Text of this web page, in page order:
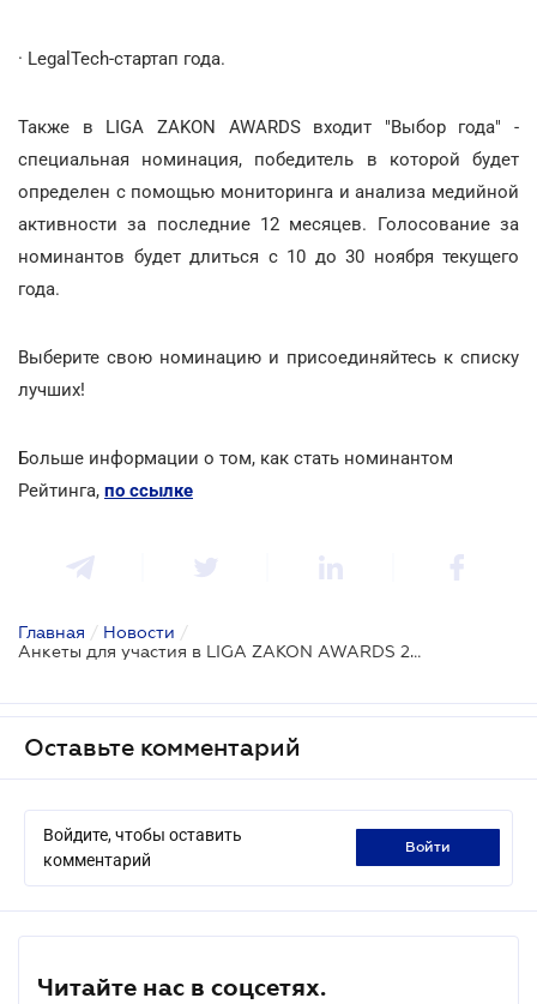
· LegalTech-стартап года.
Также в LIGA ZAKON AWARDS входит "Выбор года" -
специальная номинация, победитель в которой будет
определен с помощью мониторинга и анализа медийной
активности за последние 12 месяцев. Голосование за
номинантов будет длиться с 10 до 30 ноября текущего
года.
Выберите свою номинацию и присоединяйтесь к списку
лучших!
Больше информации о том, как стать номинантом
Рейтинга, по ссылке
Главная / Новости /
Анкеты для участия в LIGA ZAKON AWARDS 2019 можно подать до 7 ноября
Оставьте комментарий
Войдите, чтобы оставить
комментарий
войти
Читайте нас в соцсетях.